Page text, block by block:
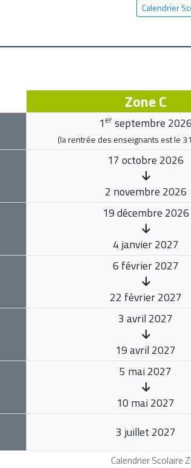
Calendrier
Calendrier Scolaire
Zone C
1 er septembre 2026
(la rentrée des enseignants est le
17 octobre 2026
2 novembre 2026
19 décembre 2026
4 janvier 2027
6 février 2027
22 février 2027
3 avril 2027
19 avril 2027
5 mai 2027
10 mai 2027
3 juillet 2027